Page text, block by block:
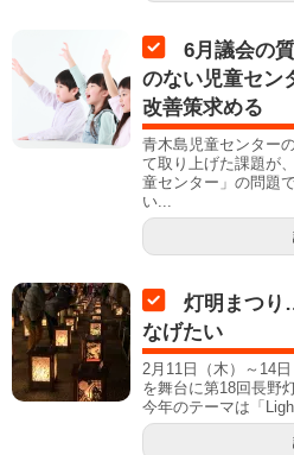
6月議会の
のない児童セン
改善策求める
青木島児童センター
て取り上げた課題が
童センター」の問題
い...
灯明まつり
なげたい
2月11日（木）～14
を舞台に第18回長野
今年のテーマは「